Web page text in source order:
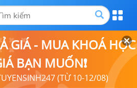
GIÁ - MUA KHOÁ HỌC
BẠN MUỐN❗
(TỪ 10-12/08)